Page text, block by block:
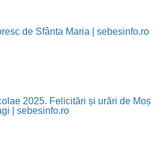
de Sfânta Maria | sebesinfo.ro
2025. Felicitări și urări de Moș
| sebesinfo.ro